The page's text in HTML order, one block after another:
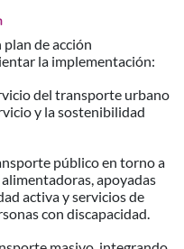
de acción
la implementación:
del transporte urbano
y la sostenibilidad
público en torno a
apoyadas
activa y servicios de
con discapacidad.